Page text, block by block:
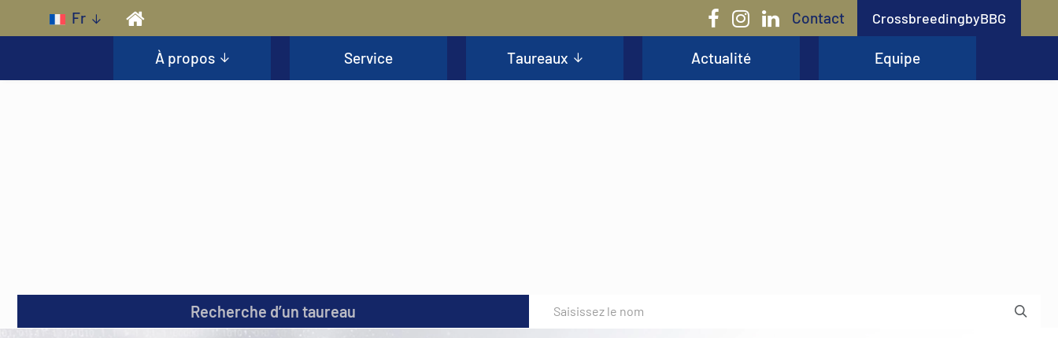
Skip to main content
Fr Contact CrossbreedingbyBBG
À propos Service Taureaux Actualité Equipe
Recherche d’un taureau